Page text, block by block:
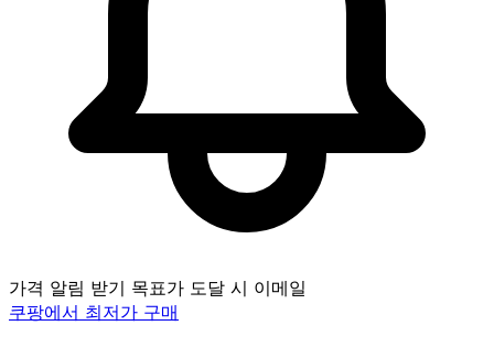
가격 알림 받기 목표가 도달 시 이메일
쿠팡에서 최저가 구매